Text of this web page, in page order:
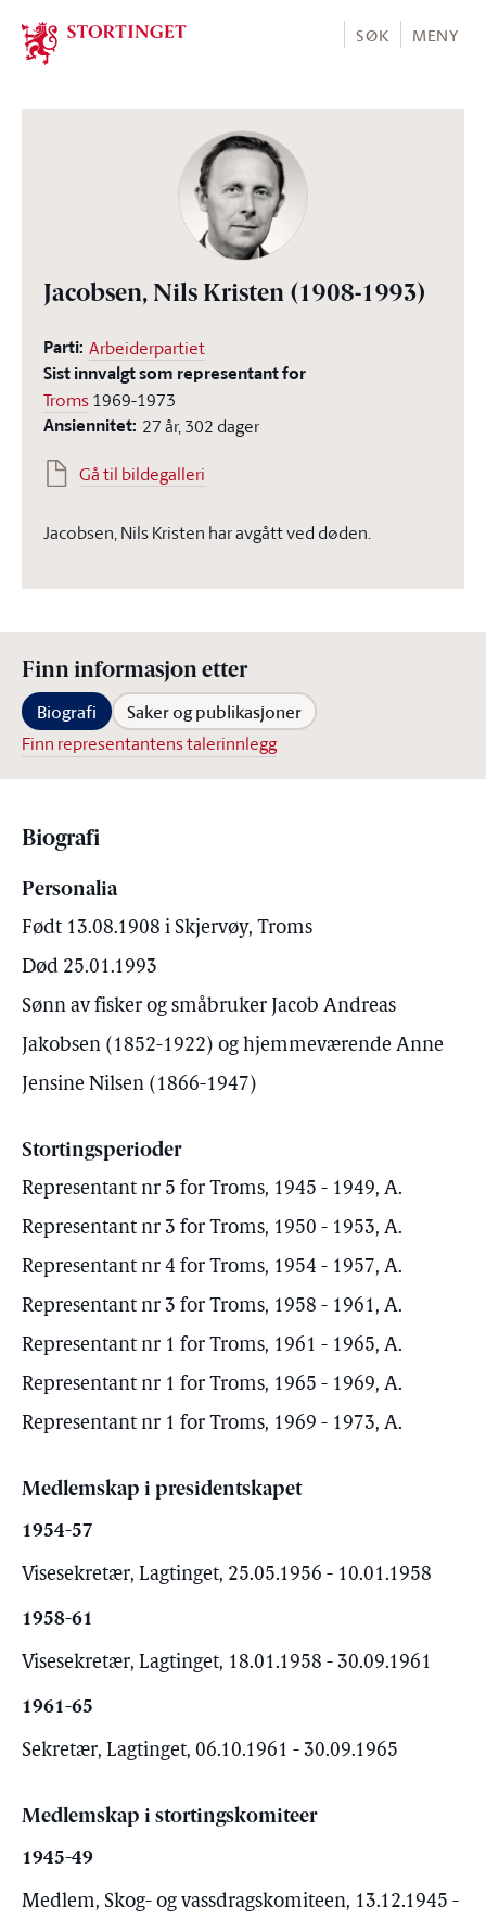
Stortinget.no
SØK MENY
Jacobsen, Nils Kristen (1908-1993)
Parti: Arbeiderpartiet
Sist innvalgt som representant for
Troms1969-1973
Ansiennitet: 27 år, 302 dager
Gå til bildegalleri
Jacobsen, Nils Kristen har avgått ved døden.
Finn informasjon etter
Biografi Saker og publikasjoner
Finn representantens talerinnlegg
Biografi
Personalia
Født 13.08.1908 i Skjervøy, Troms
Død 25.01.1993
Sønn av fisker og småbruker Jacob Andreas
Jakobsen (1852-1922) og hjemmeværende Anne
Jensine Nilsen (1866-1947)
Stortingsperioder
Representant nr 5 for Troms, 1945 - 1949, A.
Representant nr 3 for Troms, 1950 - 1953, A.
Representant nr 4 for Troms, 1954 - 1957, A.
Representant nr 3 for Troms, 1958 - 1961, A.
Representant nr 1 for Troms, 1961 - 1965, A.
Representant nr 1 for Troms, 1965 - 1969, A.
Representant nr 1 for Troms, 1969 - 1973, A.
Medlemskap i presidentskapet
1954-57
Visesekretær, Lagtinget, 25.05.1956 - 10.01.1958
1958-61
Visesekretær, Lagtinget, 18.01.1958 - 30.09.1961
1961-65
Sekretær, Lagtinget, 06.10.1961 - 30.09.1965
Medlemskap i stortingskomiteer
1945-49
Medlem, Skog- og vassdragskomiteen, 13.12.1945 -